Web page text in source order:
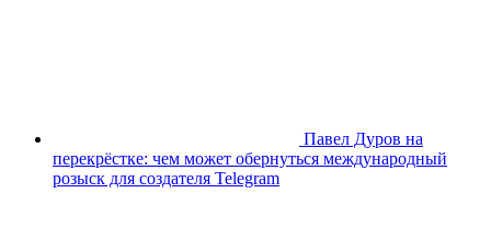
Павел Дуров на
перекрёстке: чем может обернуться международный
розыск для создателя Telegram